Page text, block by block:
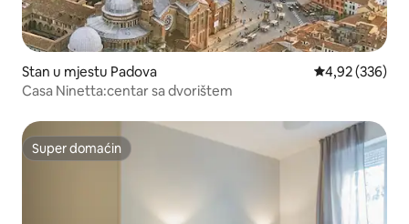
Stan u mjestu Padova prosječna
4,92 (336)
Casa Ninetta:centar sa dvorištem
Super domaćin
Super domaćin